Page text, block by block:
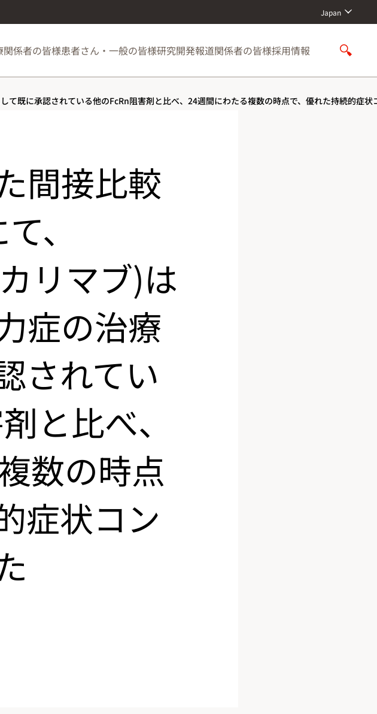
Japan
関係者の皆様患者さん・一般の皆様研究開発報道関係者の皆様採用情報
S
o
w
S
既に承認されている他のFcRn阻害剤と比べ、24週間にわたる複数の時点で、優れた持続的症状
間接比較
、
リマブ)は
症の治療
されてい
と比べ、
数の時点
症状コン